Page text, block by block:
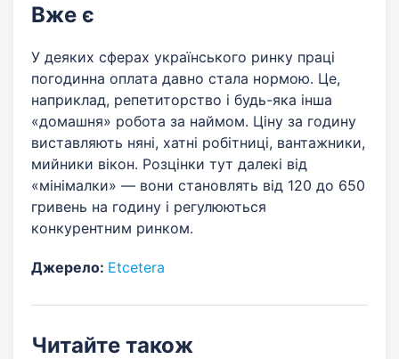
Вже є
У деяких сферах українського ринку праці
погодинна оплата давно стала нормою. Це,
наприклад, репетиторство і будь-яка інша
«домашня» робота за наймом. Ціну за годину
виставляють няні, хатні робітниці, вантажники,
мийники вікон. Розцінки тут далекі від
«мінімалки» — вони становлять від 120 до 650
гривень на годину і регулюються
конкурентним ринком.
Джерело: Еtcetera
Читайте також